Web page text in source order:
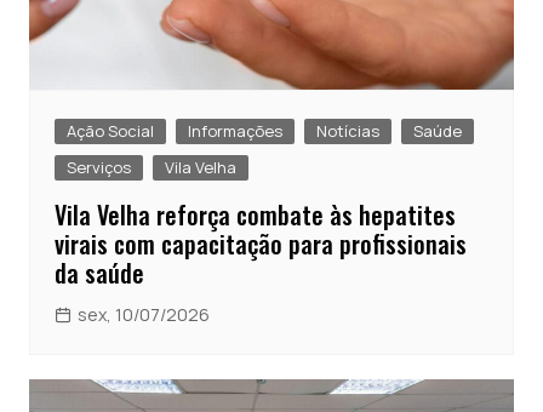
Ação Social Informações Notícias
Saúde
Serviços
Vila Velha
Vila Velha reforça combate às hepatites
virais com capacitação para profissionais
da saúde
sex, 10/07/2026